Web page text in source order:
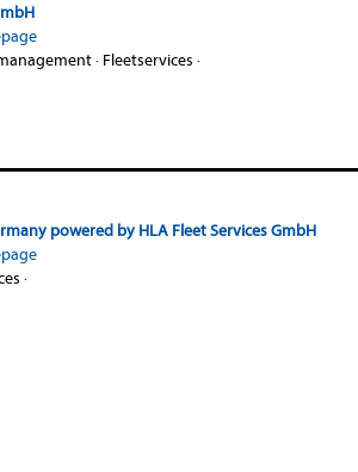
· Fleetservices ·
powered by HLA Fleet Services GmbH
·